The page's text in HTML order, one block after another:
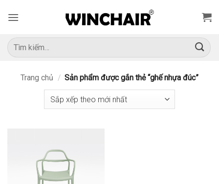
qua
dung
Tìm
kiếm:
Trang chủ / Sản phẩm được gắn thẻ “ghế nhựa đúc”